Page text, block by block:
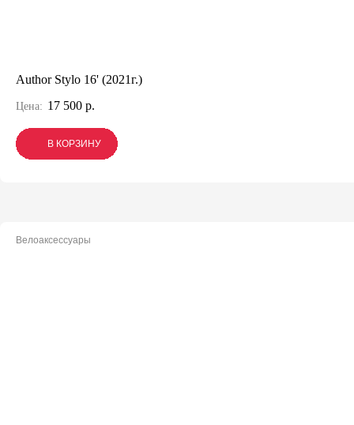
Author Stylo 16' (2021г.)
Цена: 17 500 р.
В КОРЗИНУ
В КОРЗИНУ
В КОРЗИНУ
Велоаксессуары